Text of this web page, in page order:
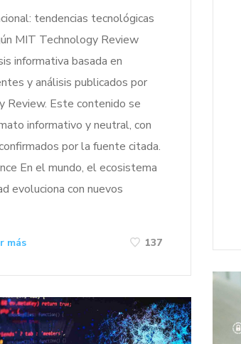
tendencias tecnológicas
MIT Technology Review
informativa basada en
y análisis publicados por
Review. Este contenido se
informativo y neutral, con
por la fuente citada.
En el mundo, el ecosistema
evoluciona con nuevos
más 137